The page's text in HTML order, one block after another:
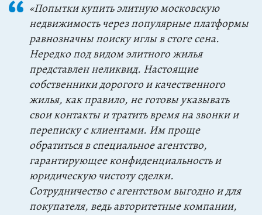
«Попытки купить элитную московскую
недвижимость через популярные платформы
равнозначны поиску иглы в стоге сена.
Нередко под видом элитного жилья
представлен неликвид. Настоящие
собственники дорогого и качественного
жилья, как правило, не готовы указывать
свои контакты и тратить время на звонки и
переписку с клиентами. Им проще
обратиться в специальное агентство,
гарантирующее конфиденциальность и
юридическую чистоту сделки.
Сотрудничество с агентством выгодно и для
покупателя, ведь авторитетные компании,